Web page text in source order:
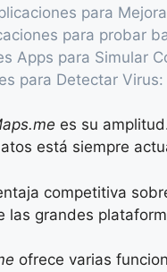
para
para probar
Apps para Simular
para Detectar
es su
está siempre
competitiva
las grandes
ofrece varias